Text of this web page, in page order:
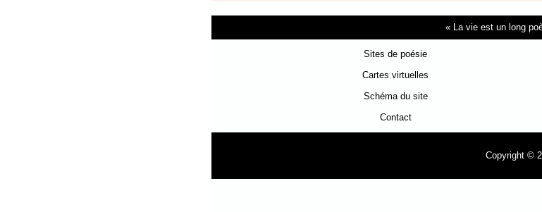
La vie est un long
Sites de poésie
Cartes virtuelles
Schéma du site
Contact
Copyright ©